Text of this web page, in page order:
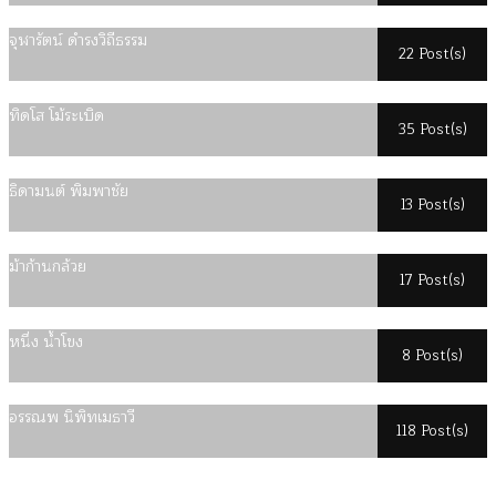
จุฬารัตน์ ดำรงวิถีธรรม
22 Post(s)
ทิดโส โม้ระเบิด
35 Post(s)
ธิดามนต์ พิมพาชัย
13 Post(s)
ม้าก้านกล้วย
17 Post(s)
หนึ่ง น้ำโขง
8 Post(s)
อรรณพ นิพิทเมธาวี
118 Post(s)